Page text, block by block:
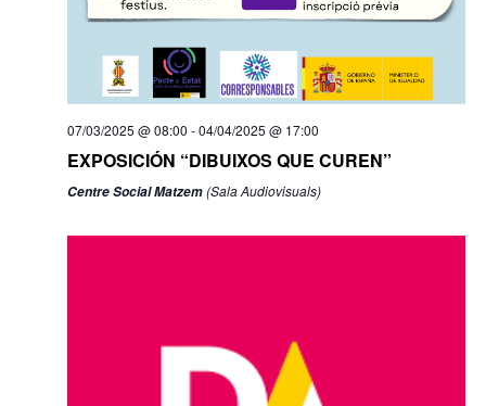
07/03/2025 @ 08:00 -04/04/2025 @ 17:00
EXPOSICIÓN “DIBUIXOS QUE CUREN”
Centre Social Matzem(Sala Audiovisuals)